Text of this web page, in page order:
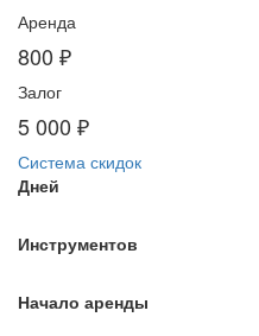
Аренда
800 ₽
Залог
5 000 ₽
Система скидок
Дней
Инструментов
Начало аренды